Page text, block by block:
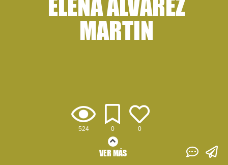
524 0 0
MARTIN
VER MÁS